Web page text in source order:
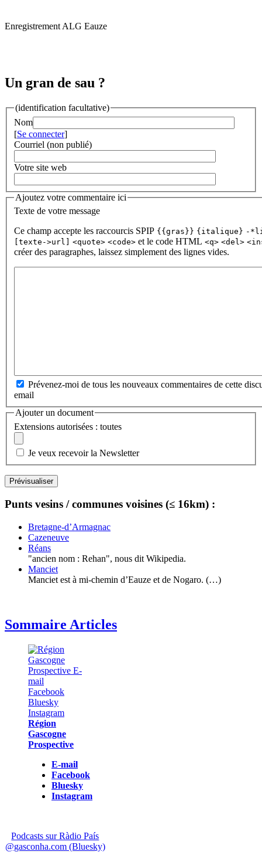
Enregistrement ALG Eauze
Un gran de sau ?
(identification facultative)
Nom
[Se connecter]
Courriel (non publié)
Votre site web
Ajoutez votre commentaire ici
Texte de votre message
Ce champ accepte les raccourcis SPIP {{gras}} {italique} -
[texte->url]
<quote> <code> et le code HTML <q> <del>
créer des paragraphes, laissez simplement des lignes vides.
Prévenez-moi de tous les nouveaux commentaires de cette
email
Ajouter un document
Extensions autorisées : toutes
Je veux recevoir la Newsletter
Punts vesins / communes voisines (≤ 16km) :
Bretagne-d’Armagnac
Cazeneuve
Réans
"ancien nom : Rehan", nous dit Wikipedia.
Manciet
Manciet est à mi-chemin d’Eauze et de Nogaro. (…)
Sommaire Articles
Région
Gascogne
Prospective
E-mail
Facebook
Bluesky
Instagram
Podcasts sur Ràdio País
@gasconha.com (Bluesky)